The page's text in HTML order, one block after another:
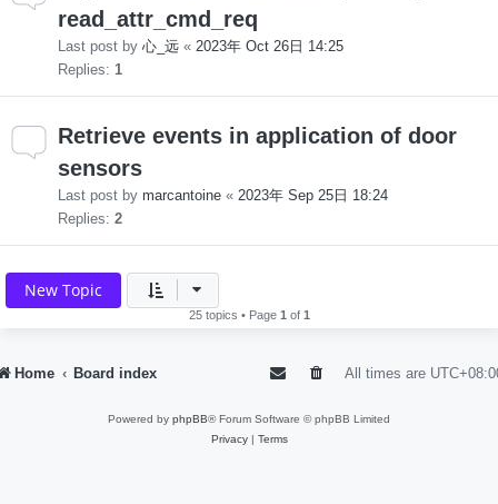
read_attr_cmd_req
Last post by 心_远 « 2023年 Oct 26日 14:25
Replies: 1
Retrieve events in application of door
sensors
Last post by marcantoine « 2023年 Sep 25日 18:24
Replies: 2
New Topic
25 topics • Page 1 of 1
Home Board index All times are
Powered by phpBB® Forum Software © phpBB Limited
Privacy| Terms